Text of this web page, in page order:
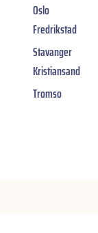
Oslo
Fredrikstad
Stavanger
Kristiansand
Tromso